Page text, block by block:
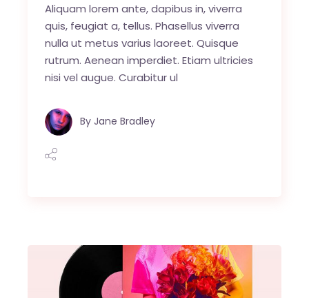
Aliquam lorem ante, dapibus in, viverra
quis, feugiat a, tellus. Phasellus viverra
nulla ut metus varius laoreet. Quisque
rutrum. Aenean imperdiet. Etiam ultricies
nisi vel augue. Curabitur ul
By Jane Bradley